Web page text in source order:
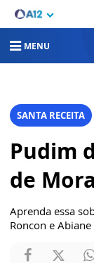
MENU
SANTA RECEITA
Pudim
de
Aprenda essa
Roncon e Abiane